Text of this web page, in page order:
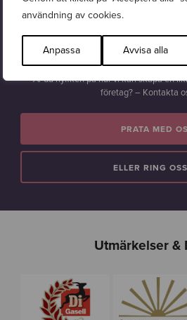
användning av cookies.
Anpassa Avvisa alla
Lät detta intressant? Wasabi Web
en starkaredigital närvaroså erbjuder
samlat under ett och
Är du nyfiken på hur vi kan skapa en
företag? – Kontakta
PRATA MED
ELLER RING OSS
Utmärkelser &